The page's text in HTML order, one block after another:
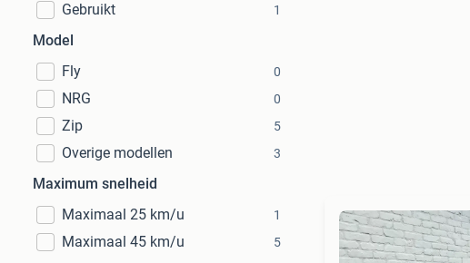
Gebruikt 1
Model
Fly
0
NRG 0
Zip 5
Overige modellen 3
Maximum snelheid
Maximaal 25 km/u
1
Maximaal 45 km/u 5